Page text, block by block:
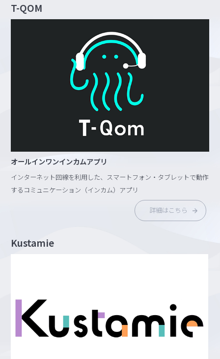
T-QOM
オールインワンインカムアプリ
インターネット回線を利用した、スマートフォン・タブレットで動作
するコミュニケーション（インカム）アプリ
詳細はこちら
Kustamie